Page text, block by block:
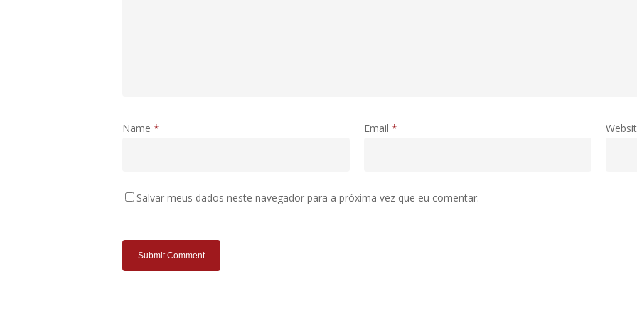
Name * Email *
Salvar meus dados neste navegador para a próxima vez que eu comentar.